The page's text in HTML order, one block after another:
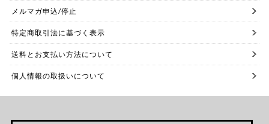
メルマガ申込/停止
特定商取引法に基づく表示
送料とお支払い方法について
個人情報の取扱いについて